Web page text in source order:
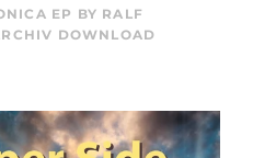
EP BY RALF
DOWNLOAD